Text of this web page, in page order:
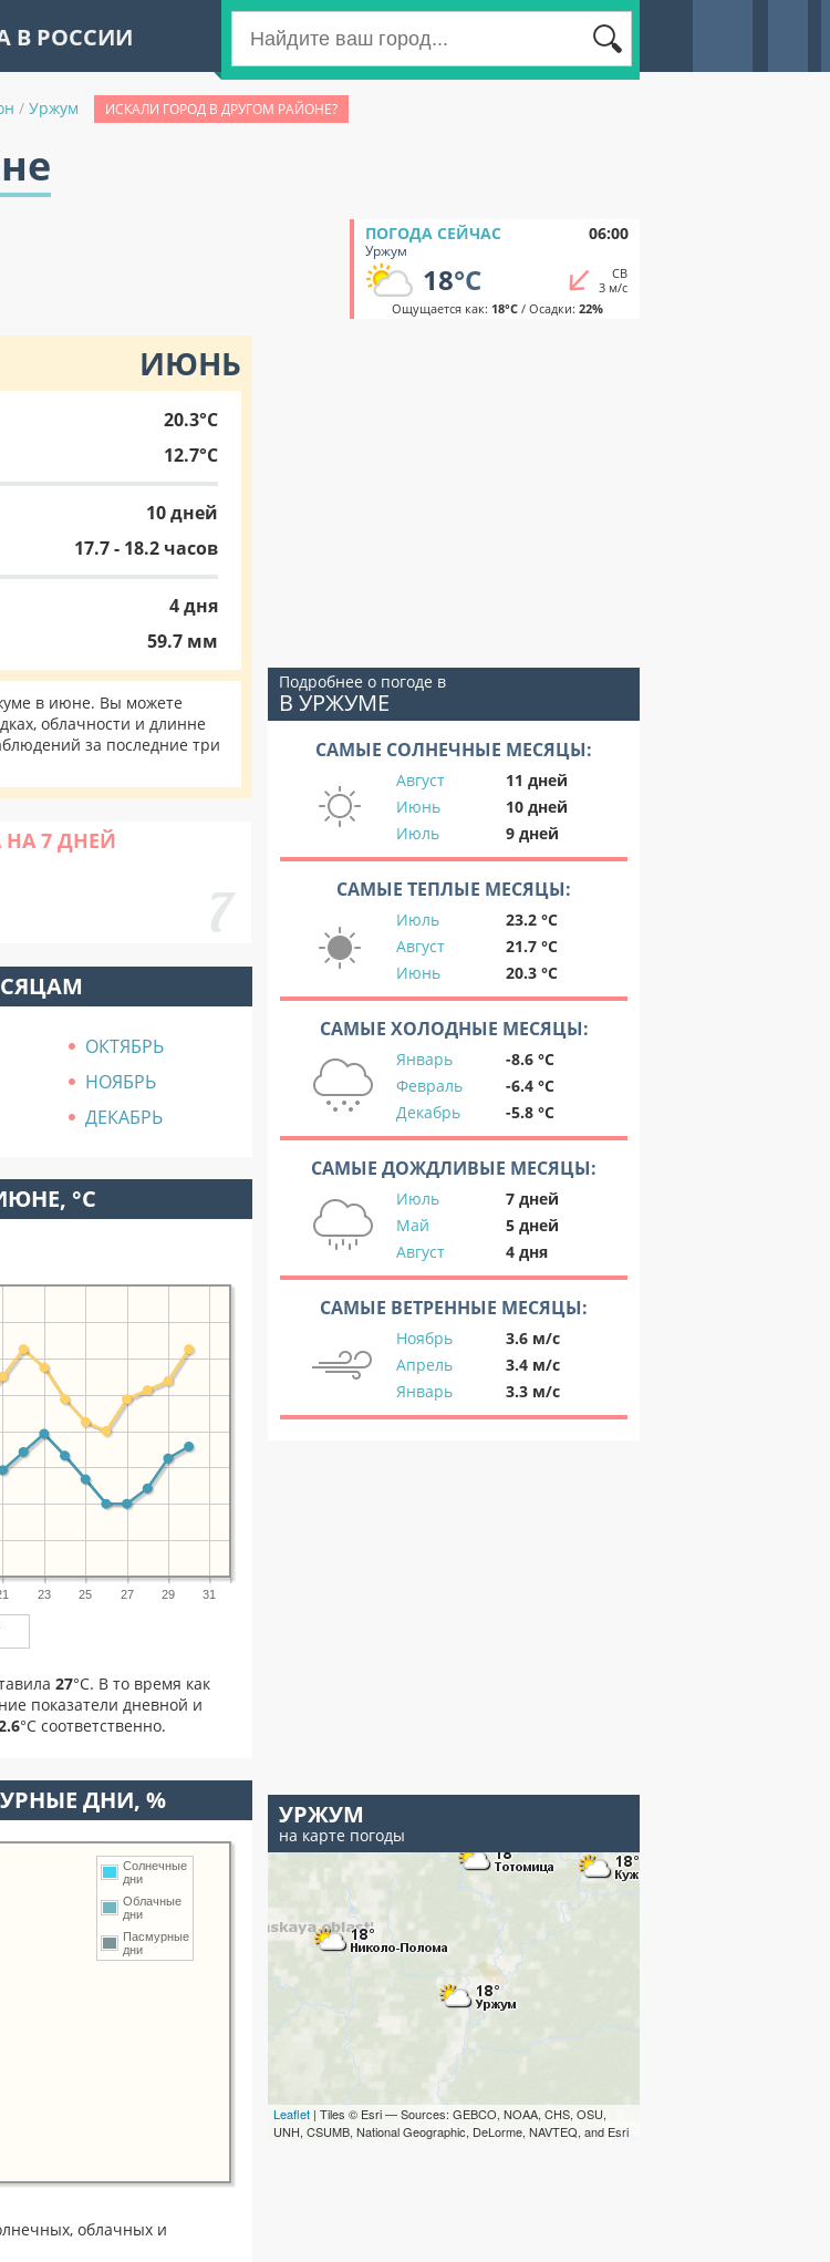
В РОССИИ
/ Уржум ИСКАЛИ ГОРОД В ДРУГОМ РАЙОНЕ?
ПОГОДА СЕЙЧАС 06:00
Уржум
18°C
СВ
3 м/с
Ощущается как: 18°C/ Осадки: 22%
ИЮНЬ
20.3°C
12.7°C
10 дней
17.7 - 18.2 часов
4 дня
59.7 мм
в июне. Вы можете
облачности и длинне
за последние три
7 ДНЕЙ
ОКТЯБРЬ
НОЯБРЬ
ДЕКАБРЬ
°C
23 25 27 29 31
27°С. В то время как
показатели дневной и
°С соответственно.
ДНИ, %
Солнечные
дни
Облачные
дни
Пасмурные
дни
облачных и
Подробнее о погоде в
В УРЖУМЕ
САМЫЕ СОЛНЕЧНЫЕ МЕСЯЦЫ:
Август
11 дней
Июнь
10 дней
Июль
9 дней
САМЫЕ ТЕПЛЫЕ МЕСЯЦЫ:
Июль
23.2 °C
Август
21.7 °C
Июнь
20.3 °C
САМЫЕ ХОЛОДНЫЕ МЕСЯЦЫ:
Январь
-8.6 °C
Февраль
-6.4 °C
Декабрь
-5.8 °C
САМЫЕ ДОЖДЛИВЫЕ МЕСЯЦЫ:
Июль
7 дней
Май
5 дней
Август
4 дня
САМЫЕ ВЕТРЕННЫЕ МЕСЯЦЫ:
Ноябрь
3.6 м/с
Апрель
3.4 м/с
Январь
3.3 м/с
УРЖУМ
на карте погоды
Leaflet | Tiles © Esri — Sources: GEBCO, NOAA, CHS, OSU,
UNH, CSUMB, National Geographic, DeLorme, NAVTEQ, and Esri